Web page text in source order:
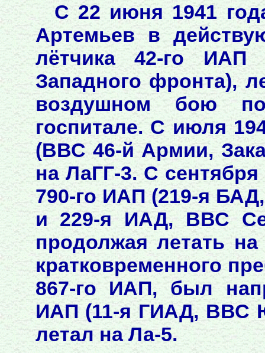
С 22 июня 1941
Артемьев в
лётчика 42-го
Западного фронта),
воздушном бою
госпитале. С июля
(ВВС 46-й Армии,
на ЛаГГ-3. С
790-го ИАП (219-я
и 229-я ИАД, ВВС
продолжая летать
кратковременного
867-го ИАП, был
ИАП (11-я ГИАД, ВВС
летал на Ла-5.